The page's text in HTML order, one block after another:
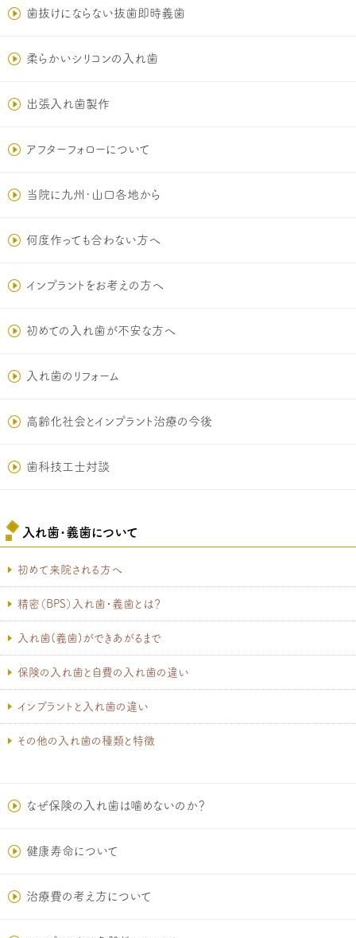
歯抜けにならない抜歯即時義歯
柔らかいシリコンの入れ歯
出張入れ歯製作
アフターフォローについて
当院に九州･山口各地から
何度作っても合わない方へ
インプラントをお考えの方へ
初めての入れ歯が不安な方へ
入れ歯のリフォーム
高齢化社会とインプラント治療の今後
歯科技工士対談
入れ歯･義歯について
初めて来院される方へ
精密（BPS）入れ歯・義歯とは？
入れ歯(義歯)ができあがるまで
保険の入れ歯と自費の入れ歯の違い
インプラントと入れ歯の違い
その他の入れ歯の種類と特徴
なぜ保険の入れ歯は噛めないのか？
健康寿命について
治療費の考え方について